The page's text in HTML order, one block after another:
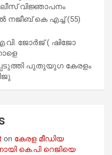
വിജ്ഞാപനം
നജീബ് കെ എച്ച് (55)
ജോ​ർ​ജ് ( ഷിജോ
പുതുയുഗ കേരളം
on കേരള മീഡിയ
കെ.പി റെജിയെ